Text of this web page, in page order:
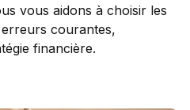
vous aidons à choisir les
courantes,
financière.